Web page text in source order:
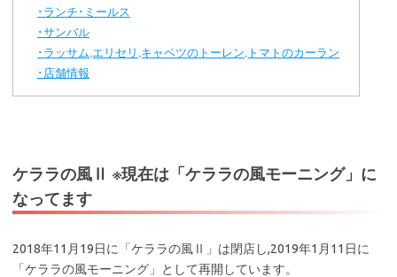
･ ランチ･ミールス
･サンバル
･ ラッサム,エリセリ,キャベツのトーレン,トマトのカーラン
･ 店舗情報
ケララの風Ⅱ ※現在は「ケララの風モーニング」に
なってます
2018年11月19日に「ケララの風Ⅱ」は閉店し,2019年1月11日に
「ケララの風モーニング」として再開しています。